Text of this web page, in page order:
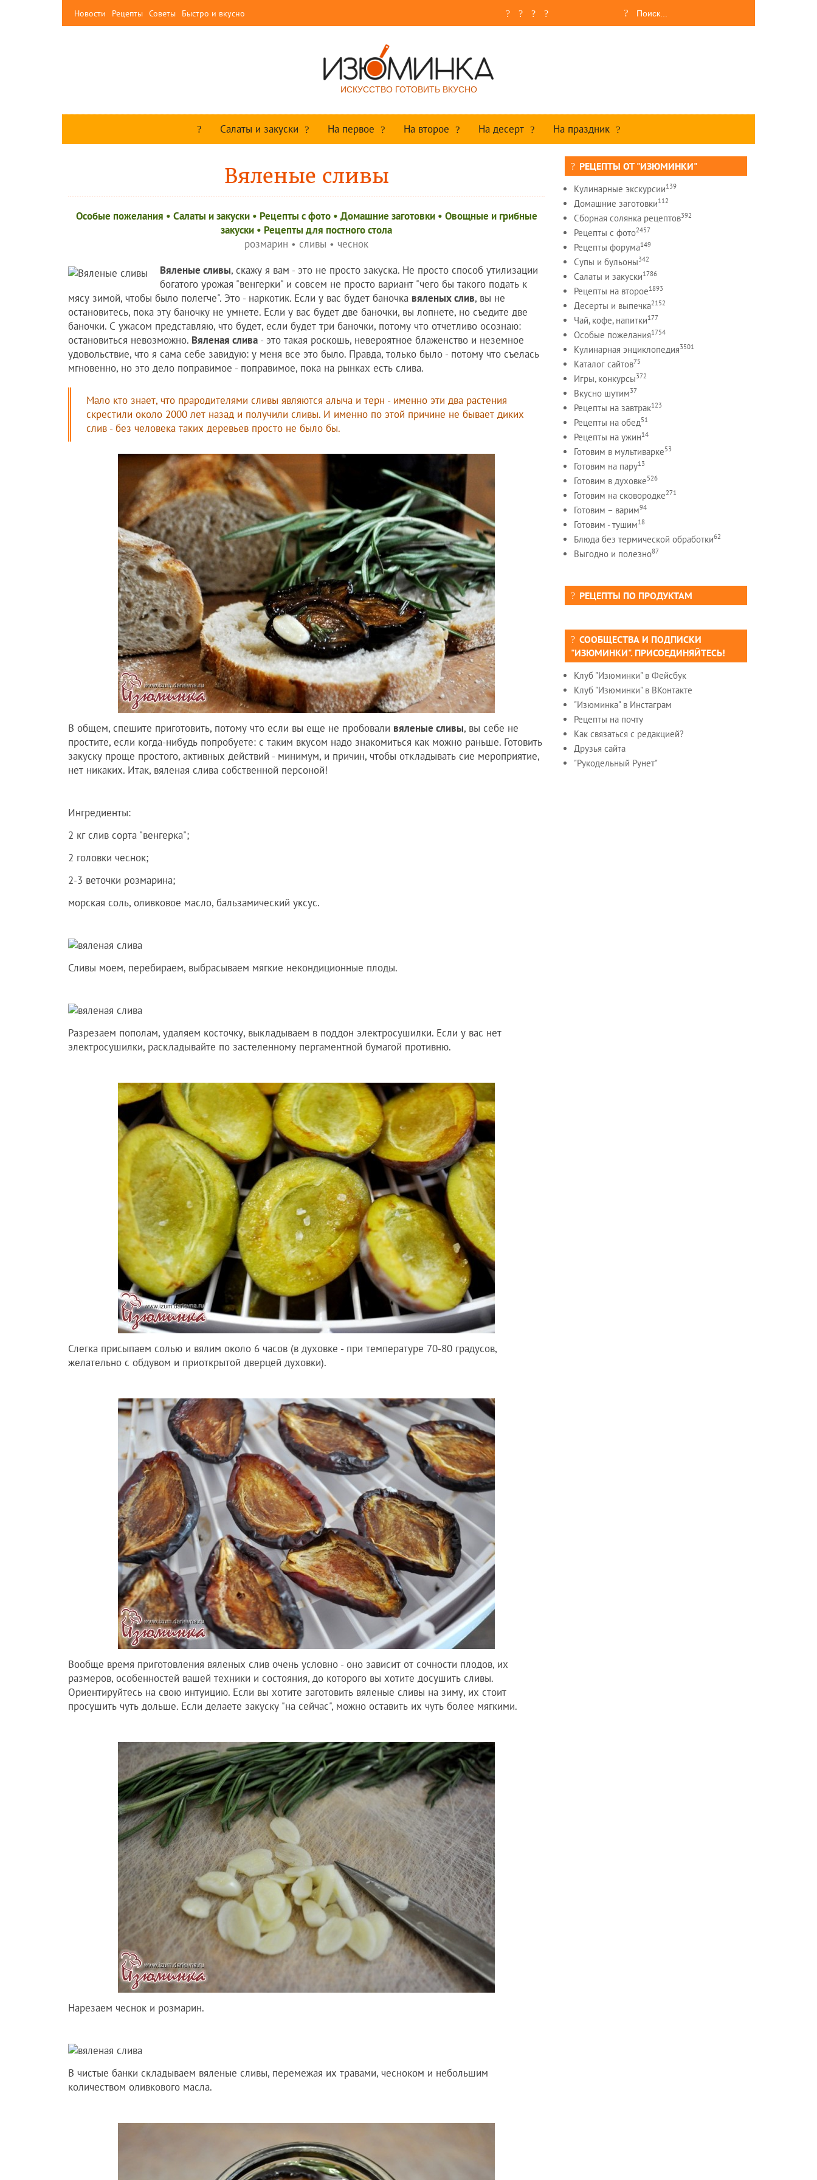
Новости Рецепты Советы Быстро и вкусно
ИСКУССТВО ГОТОВИТЬ ВКУСНО
Салаты и закуски На первое На второе На десерт На праздник
Вяленые сливы
Особые пожелания • Салаты и закуски• Рецепты c фото• Домашние заготовки• Овощные и грибные
закуски • Рецепты для постного стола
розмарин • сливы • чеснок
Вяленые сливы, скажу я вам - это не просто закуска. Не просто способ утилизации
богатого урожая "венгерки" и совсем не просто вариант "чего бы такого подать к
мясу зимой, чтобы было полегче". Это - наркотик. Если у вас будет баночка вяленых слив, вы не
остановитесь, пока эту баночку не умнете. Если у вас будет две баночки, вы лопнете, но съедите две
баночки. С ужасом представляю, что будет, если будет три баночки, потому что отчетливо осознаю:
остановиться невозможно. Вяленая слива - это такая роскошь, невероятное блаженство и неземное
удовольствие, что я сама себе завидую: у меня все это было. Правда, только было - потому что съелась
мгновенно, но это дело поправимое - поправимое, пока на рынках есть слива.
Мало кто знает, что прародителями сливы являются алыча и терн - именно эти два растения
скрестили около 2000 лет назад и получили сливы. И именно по этой причине не бывает диких
слив - без человека таких деревьев просто не было бы.
В общем, спешите приготовить, потому что если вы еще не пробовали вяленые сливы, вы себе не
простите, если когда-нибудь попробуете: с таким вкусом надо знакомиться как можно раньше. Готовить
закуску проще простого, активных действий - минимум, и причин, чтобы откладывать сие мероприятие,
нет никаких. Итак, вяленая слива собственной персоной!
Ингредиенты:
2 кг слив сорта "венгерка";
2 головки чеснок;
2-3 веточки розмарина;
морская соль, оливковое масло, бальзамический уксус.
Сливы моем, перебираем, выбрасываем мягкие некондиционные плоды.
Разрезаем пополам, удаляем косточку, выкладываем в поддон электросушилки. Если у вас нет
электросушилки, раскладывайте по застеленному пергаментной бумагой противню.
Слегка присыпаем солью и вялим около 6 часов (в духовке - при температуре 70-80 градусов,
желательно с обдувом и приоткрытой дверцей духовки).
Вообще время приготовления вяленых слив очень условно - оно зависит от сочности плодов, их
размеров, особенностей вашей техники и состояния, до которого вы хотите досушить сливы.
Ориентируйтесь на свою интуицию. Если вы хотите заготовить вяленые сливы на зиму, их стоит
просушить чуть дольше. Если делаете закуску "на сейчас", можно оставить их чуть более мягкими.
Нарезаем чеснок и розмарин.
В чистые банки складываем вяленые сливы, перемежая их травами, чесноком и небольшим
количеством оливкового масла.
РЕЦЕПТЫ ОТ "ИЗЮМИНКИ"
Кулинарные экскурсии139
Домашние заготовки112
Сборная солянка рецептов392
Рецепты c фото2457
Рецепты форума149
Супы и бульоны342
Салаты и закуски1786
Рецепты на второе1893
Десерты и выпечка2152
Чай, кофе, напитки177
Особые пожелания1754
Кулинарная энциклопедия3501
Каталог сайтов75
Игры, конкурсы372
Вкусно шутим37
Рецепты на завтрак123
Рецепты на обед51
Рецепты на ужин14
Готовим в мультиварке53
Готовим на пару13
Готовим в духовке526
Готовим на сковородке271
Готовим – варим94
Готовим - тушим18
Блюда без термической обработки62
Выгодно и полезно87
РЕЦЕПТЫ ПО ПРОДУКТАМ
СООБЩЕСТВА И ПОДПИСКИ
"ИЗЮМИНКИ". ПРИСОЕДИНЯЙТЕСЬ!
Клуб "Изюминки" в Фейсбук
Клуб "Изюминки" в ВКонтакте
"Изюминка" в Инстаграм
Рецепты на почту
Как связаться с редакцией?
Друзья сайта
"Рукодельный Рунет"